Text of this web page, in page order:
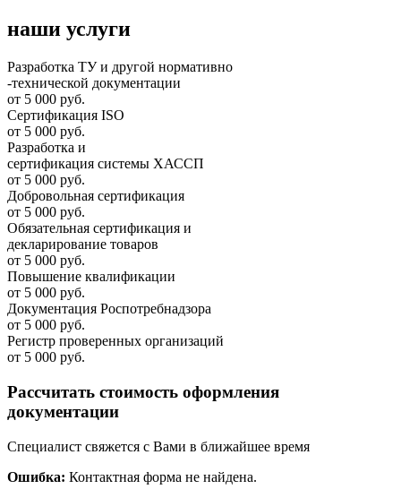
наши услуги
Разработка ТУ и другой нормативно
-технической документации
от 5 000 руб.
Сертификация ISO
от 5 000 руб.
Разработка и
cертификация системы ХАССП
от 5 000 руб.
Добровольная сертификация
от 5 000 руб.
Обязательная сертификация и
декларирование товаров
от 5 000 руб.
Повышение квалификации
от 5 000 руб.
Документация Роспотребнадзора
от 5 000 руб.
Регистр проверенных организаций
от 5 000 руб.
Рассчитать стоимость оформления
документации
Специалист свяжется с Вами в ближайшее время
Ошибка: Контактная форма не найдена.